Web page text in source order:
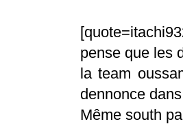
pense que les
la team
dennonce
Même south